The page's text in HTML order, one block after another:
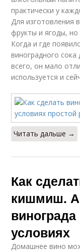
практически у
Для изготовления
фрукты и ягоды, но
Когда и где
виноградного
всего, он мало
используется и
Читать дальше →
Как
кишмиш.
условиях
Домашнее вино